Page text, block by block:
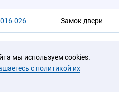
мы используем cookies.
с политикой их
026 Замок двери